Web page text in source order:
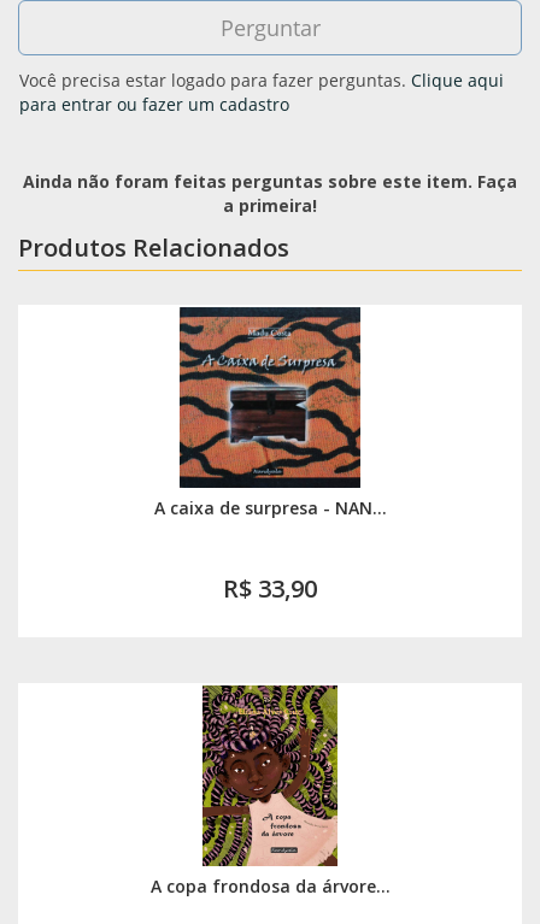
Você precisa estar logado para fazer perguntas. Clique aqui
para entrar ou fazer um cadastro
Ainda não foram feitas perguntas sobre este item. Faça
a primeira!
Produtos Relacionados
A caixa de surpresa - NAN...
R$ 33,90
A copa frondosa da árvore...